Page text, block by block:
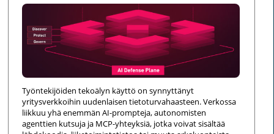
Työntekijöiden tekoälyn käyttö on synnyttänyt
yritysverkkoihin uudenlaisen tietoturvahaasteen. Verkossa
liikkuu yhä enemmän AI-prompteja, autonomisten
agenttien kutsuja ja MCP-yhteyksiä, jotka voivat sisältää